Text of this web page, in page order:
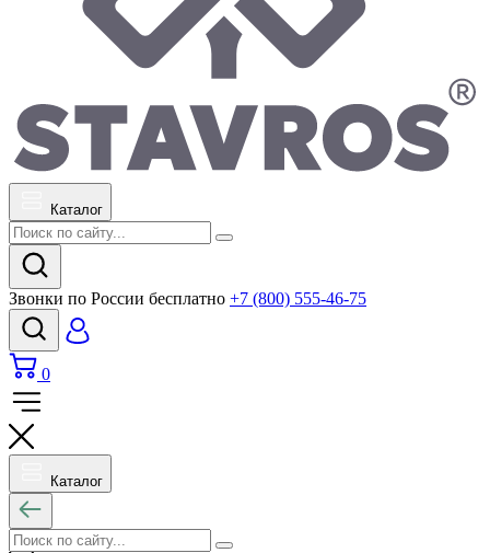
Каталог
Звонки по России бесплатно +7 (800) 555-46-75
0
Каталог